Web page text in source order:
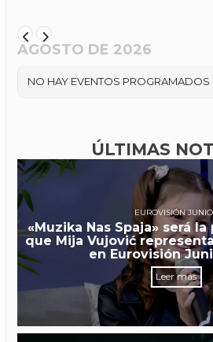
AGOSTO DE 2026
NO HAY EVENTOS PROGRAMADOS
ÚLTIMAS
EUROVISIÓN
«Muzika Nas Spaja» será
que Mija Vujović
en Eurovisión
Leer más